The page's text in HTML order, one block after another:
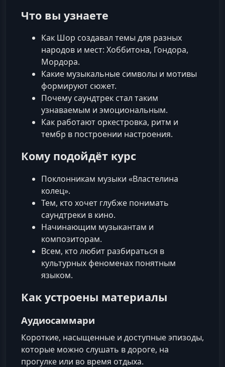
Что вы узнаете
Как Шор создавал темы для разных
народов и мест: Хоббитона, Гондора,
Мордорa.
Какие музыкальные символы и мотивы
формируют сюжет.
Почему саундтрек стал таким
узнаваемым и эмоциональным.
Как работают оркестровка, ритм и
тембр в построении настроения.
Кому подойдёт курс
Поклонникам музыки «Властелина
колец».
Тем, кто хочет глубже понимать
саундтреки в кино.
Начинающим музыкантам и
композиторам.
Всем, кто любит разбираться в
культурных феноменах понятным
языком.
Как устроены материалы
Аудиосаммари
Короткие, насыщенные и доступные эпизоды,
которые можно слушать в дороге, на
прогулке или во время отдыха.